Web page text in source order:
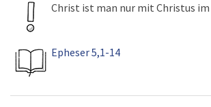
Christ ist man nur mit Christus im
Epheser 5,1-14